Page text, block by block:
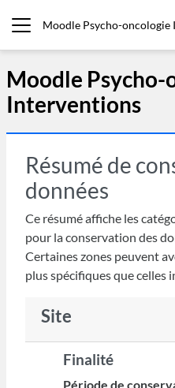
Moodle Psycho-oncologie
Moodle Psycho-
Interventions
Résumé de
données
Ce résumé affiche les
pour la conservation des
Certaines zones peuvent
plus spécifiques que celles
Site
Finalité
Période de